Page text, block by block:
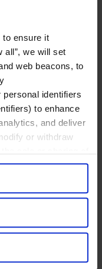
ensure it
all”, we will set
web beacons, to
identifiers
to enhance
and deliver
or withdraw
clicking “Do Not
in the footer of
device and each
retention terms
information see
业